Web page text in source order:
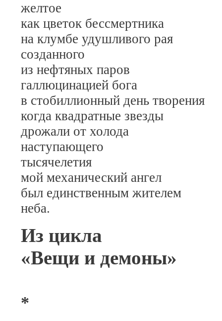
желтое
как цветок бессмертника
на клумбе удушливого рая
созданного
из нефтяных паров
галлюцинацией бога
в стобиллионный день творения
когда квадратные звезды
дрожали от холода
наступающего
тысячелетия
мой механический ангел
был единственным жителем
неба.
Из цикла
«Вещи и демоны»
*